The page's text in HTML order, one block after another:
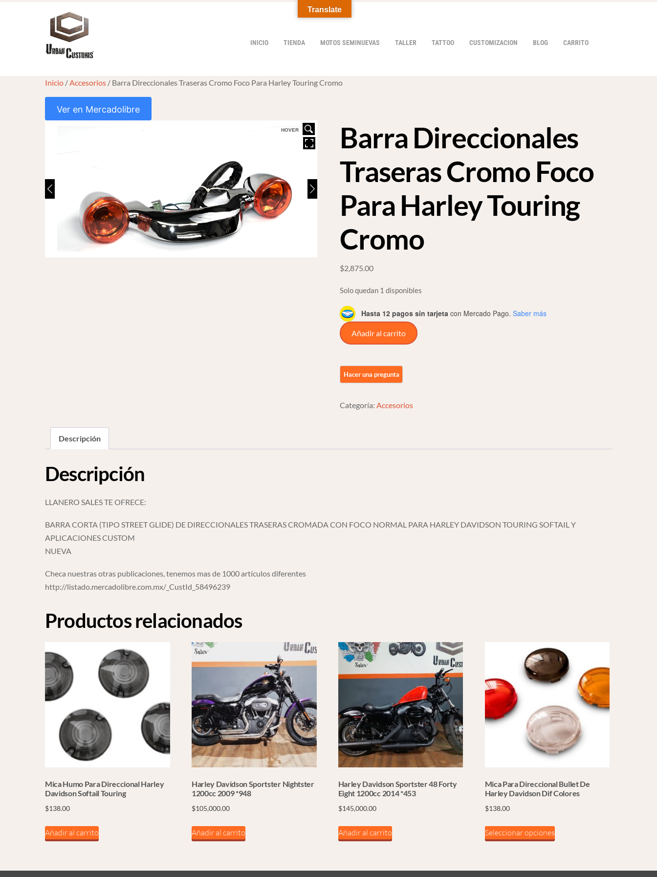
INICIO TIENDA MOTOS SEMINUEVAS TALLER TATTOO CUSTOMIZACION BLOG CARRITO
Inicio /Accesorios / Barra Direccionales Traseras Cromo Foco Para Harley Touring Cromo
Ver en Mercadolibre
HOVER
Barra Direccionales
Traseras Cromo Foco
Para Harley Touring
Cromo
$2,875.00
Solo quedan 1 disponibles
Hasta 12 pagos sin tarjeta con Mercado Pago. Saber más
Barra
Direccionales
Cromo
Foco
Harley
Añadir al carrito
Categoría:Accesorios
Descripción
Descripción
LLANERO SALES TE OFRECE:
BARRA CORTA (TIPO STREET GLIDE) DE DIRECCIONALES TRASERAS CROMADA CON FOCO NORMAL PARA HARLEY DAVIDSON TOURING SOFTAIL Y
APLICACIONES CUSTOM
NUEVA
Checa nuestras otras publicaciones, tenemos mas de 1000 artículos diferentes
http://listado.mercadolibre.com.mx/_CustId_58496239
Productos relacionados
Mica Humo Para Direccional Harley
Davidson Softail Touring
$138.00
Añadir al carrito
Harley Davidson Sportster Nightster
1200cc 2009 *948
$105,000.00
Añadir al carrito
Harley Davidson Sportster 48 Forty
Eight 1200cc 2014 *453
$145,000.00
Añadir al carrito
Mica Para Direccional Bullet De
Harley Davidson Dif Colores
$138.00
Seleccionar opciones
Este
producto
Translate